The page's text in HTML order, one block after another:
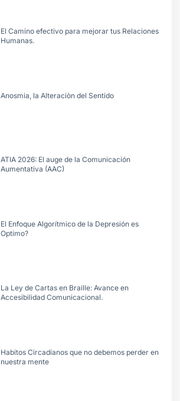
El Camino efectivo para mejorar tus Relaciones
Humanas.
Anosmia, la Alteraciòn del Sentido
ATIA 2026: El auge de la Comunicación
Aumentativa (AAC)
El Enfoque Algorítmico de la Depresión es
Optimo?
La Ley de Cartas en Braille: Avance en
Accesibilidad Comunicacional.
Habitos Circadianos que no debemos perder en
nuestra mente